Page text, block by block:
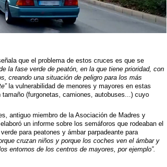
que el problema de estos cruces es que se
la fase verde de peatón, en la que tiene prioridad, con
creando una situación de peligro para los más
la vulnerabilidad de menores y mayores en estas
(furgonetas, camiones, autobuses...) cuyo
antiguo miembro de la Asociación de Madres y
un informe sobre los semáforos que rodeaban el
para peatones y ámbar parpadeante para
cruzan niños y porque los coches ven el ámbar y
entornos de los centros de mayores, por ejemplo”.